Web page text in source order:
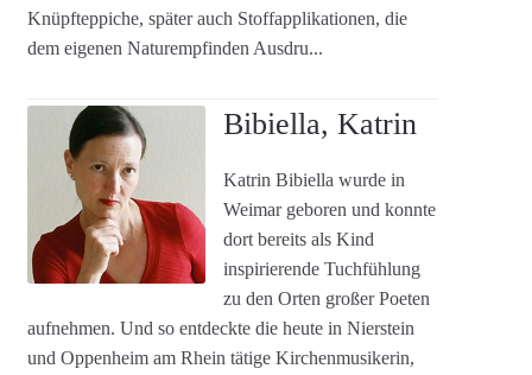
Knüpfteppiche, später auch Stoffapplikationen, die
dem eigenen Naturempfinden Ausdru...
Bibiella, Katrin
Katrin Bibiella wurde in
Weimar geboren und konnte
dort bereits als Kind
inspirierende Tuchfühlung
zu den Orten großer Poeten
aufnehmen. Und so entdeckte die heute in Nierstein
und Oppenheim am Rhein tätige Kirchenmusikerin,